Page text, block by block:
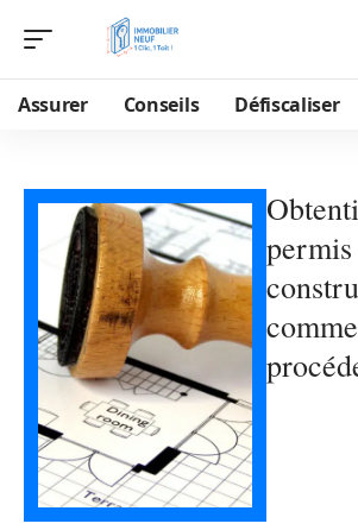
Assurer Conseils Défiscaliser